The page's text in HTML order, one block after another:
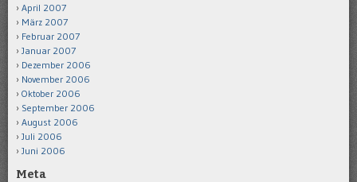
April 2007
März 2007
Februar 2007
Januar 2007
Dezember 2006
November 2006
Oktober 2006
September 2006
August 2006
Juli 2006
Juni 2006
Meta